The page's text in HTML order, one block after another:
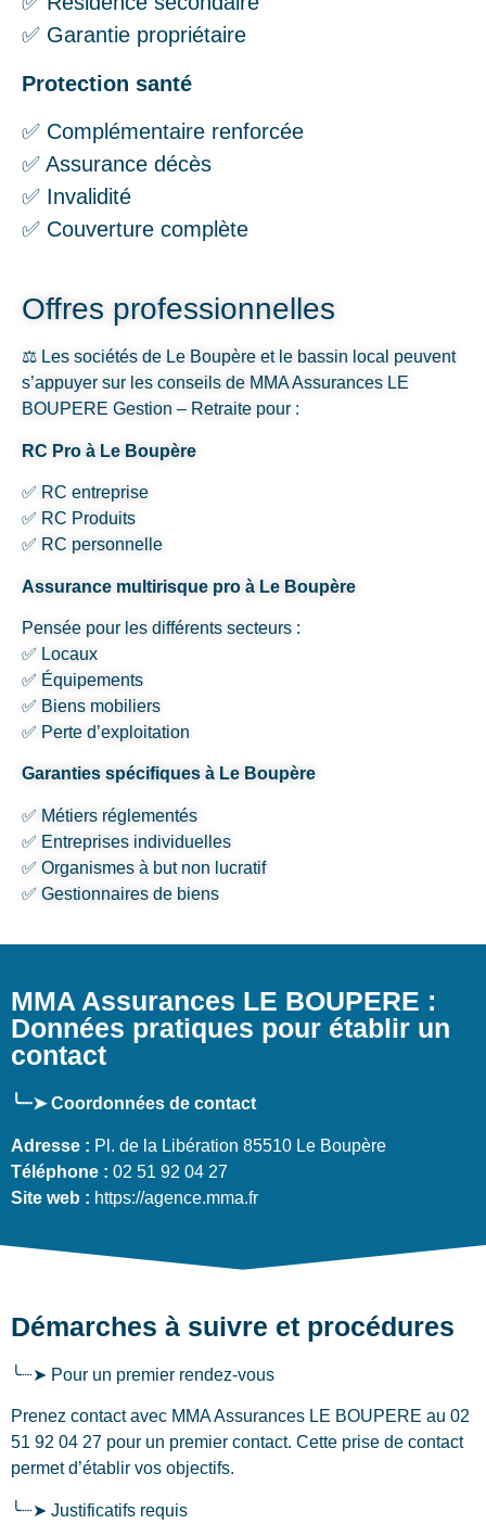
✅ Garantie propriétaire
Protection santé
✅ Complémentaire renforcée
✅ Assurance décès
✅ Invalidité
✅ Couverture complète
Offres professionnelles
⚖️ Les sociétés de Le Boupère et le bassin local peuvent
s’appuyer sur les conseils de MMA Assurances LE
BOUPERE Gestion – Retraite pour :
RC Pro à Le Boupère
✅ RC entreprise
✅ RC Produits
✅ RC personnelle
Assurance multirisque pro à Le Boupère
Pensée pour les différents secteurs :
✅ Locaux
✅ Équipements
✅ Biens mobiliers
✅ Perte d’exploitation
Garanties spécifiques à Le Boupère
✅ Métiers réglementés
✅ Entreprises individuelles
✅ Organismes à but non lucratif
✅ Gestionnaires de biens
MMA Assurances LE BOUPERE :
Données pratiques pour établir un
contact
╰┈➤ Coordonnées de contact
Adresse : Pl. de la Libération 85510 Le Boupère
Téléphone : 02 51 92 04 27
Site web : https://agence.mma.fr
Démarches à suivre et procédures
╰┈➤ Pour un premier rendez-vous
Prenez contact avec MMA Assurances LE BOUPERE au 02
51 92 04 27 pour un premier contact. Cette prise de contact
permet d’établir vos objectifs.
╰┈➤ Justificatifs requis